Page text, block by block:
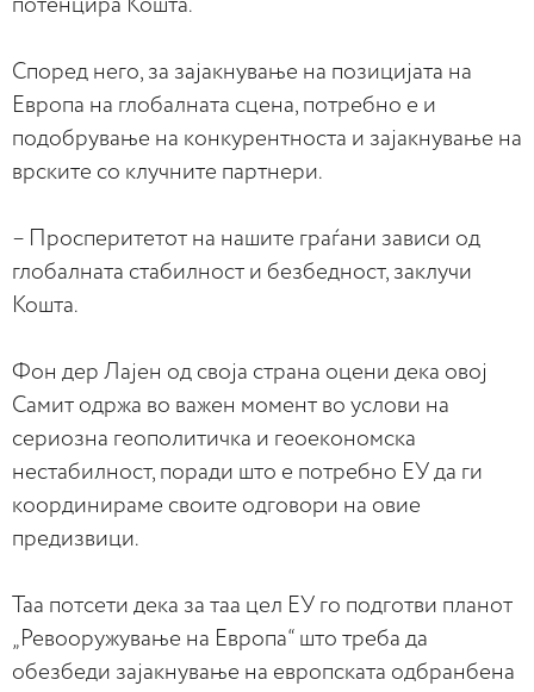
потенцира Кошта.
Според него, за зајакнување на позицијата на
Европа на глобалната сцена, потребно е и
подобрување на конкурентноста и зајакнување на
врските со клучните партнери.
– Просперитетот на нашите граѓани зависи од
глобалната стабилност и безбедност, заклучи
Кошта.
Фон дер Лајен од своја страна оцени дека овој
Самит одржа во важен момент во услови на
сериозна геополитичка и геоекономска
нестабилност, поради што е потребно ЕУ да ги
координираме своите одговори на овие
предизвици.
Таа потсети дека за таа цел ЕУ го подготви планот
„Ревооружување на Европа“ што треба да
обезбеди зајакнување на европската одбранбена